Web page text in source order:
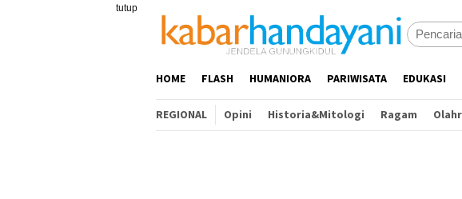
tutup
HOME FLASH HUMANIORA PARIWISATA EDUKASI
REGIONAL Opini Historia&Mitologi Ragam